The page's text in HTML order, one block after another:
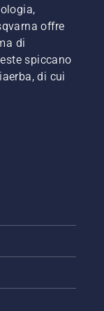
offre
di
spiccano
di cui